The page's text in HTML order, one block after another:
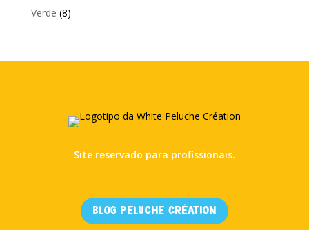
Verde (8)
Site reservado para profissionais.
Blog Peluche Création